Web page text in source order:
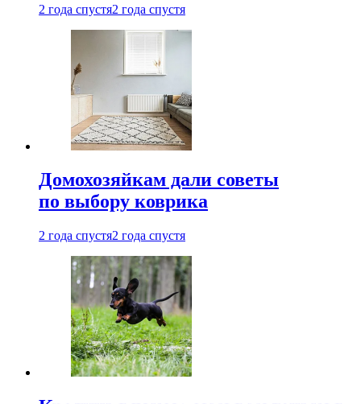
2 года спустя2 года спустя
Домохозяйкам дали советы
по выбору коврика
2 года спустя2 года спустя